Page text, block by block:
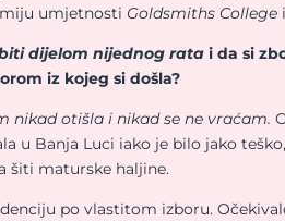
umjetnosti Goldsmiths College
dijelom nijednog ratai da si
iz kojeg si došla?
nikad otišla i nikad se ne vraćam.
u Banja Luci iako je bilo jako
šiti maturske haljine.
po vlastitom izboru.